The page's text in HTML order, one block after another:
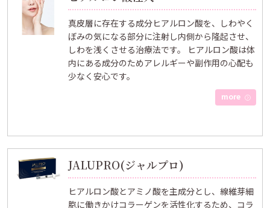
真皮層に存在する成分ヒアルロン酸を、しわやく
ぼみの気になる部分に注射し内側から隆起させ、
しわを浅くさせる治療法です。 ヒアルロン酸は体
内にある成分のためアレルギーや副作用の心配も
少なく安心です。
more
JALUPRO(ジャルプロ)
ヒアルロン酸とアミノ酸を主成分とし、線維芽細
胞に働きかけコラーゲンを活性化するため、コラ